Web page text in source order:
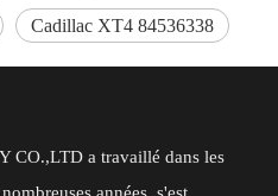
Cadillac XT4 84536338
CO.,LTD a travaillé dans les